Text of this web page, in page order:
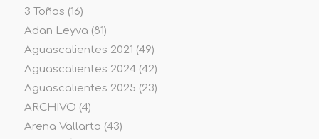
3 Toños (16)
Adan Leyva (81)
Aguascalientes 2021 (49)
Aguascalientes 2024(42)
Aguascalientes 2025 (23)
ARCHIVO (4)
Arena Vallarta (43)